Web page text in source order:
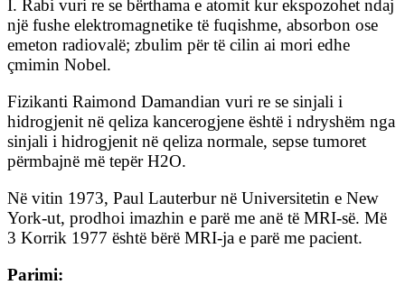
I. Rabi vuri re se bërthama e atomit kur ekspozohet ndaj
një fushe elektromagnetike të fuqishme, absorbon ose
emeton radiovalë; zbulim për të cilin ai mori edhe
çmimin Nobel.
Fizikanti Raimond Damandian vuri re se sinjali i
hidrogjenit në qeliza kancerogjene është i ndryshëm nga
sinjali i hidrogjenit në qeliza normale, sepse tumoret
përmbajnë më tepër H2O.
Në vitin 1973, Paul Lauterbur në Universitetin e New
York-ut, prodhoi imazhin e parë me anë të MRI-së. Më
3 Korrik 1977 është bërë MRI-ja e parë me pacient.
Parimi: